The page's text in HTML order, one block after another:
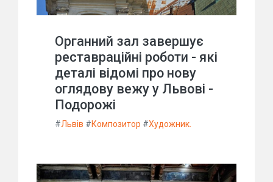
Органний зал завершує
реставраційні роботи - які
деталі відомі про нову
оглядову вежу у Львові -
Подорожі
#Львів #Композитор #Художник.